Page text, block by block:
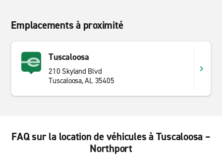
Emplacements à proximité
Tuscaloosa
210 Skyland Blvd
Tuscaloosa, AL 35405
FAQ sur la location de véhicules à Tuscaloosa –
Northport